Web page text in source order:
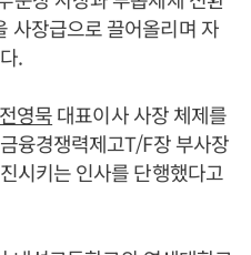
사장급으로 끌어올리며 자
.
전영묵대표이사 사장 체제를
융경쟁력제고T/F장 부사장
시키는 인사를 단행했다고